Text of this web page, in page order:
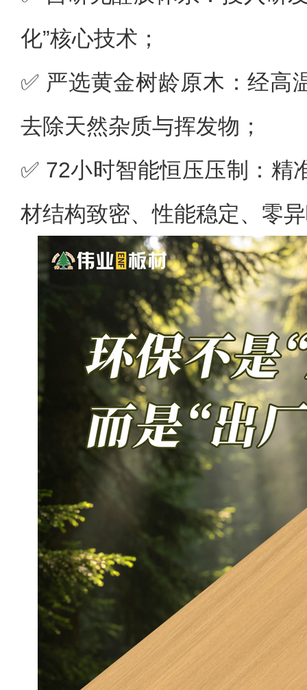
化”核心技术；
✅ 严选黄金树龄原木：经高
去除天然杂质与挥发物；
✅ 72小时智能恒压压制：精
材结构致密、性能稳定、零